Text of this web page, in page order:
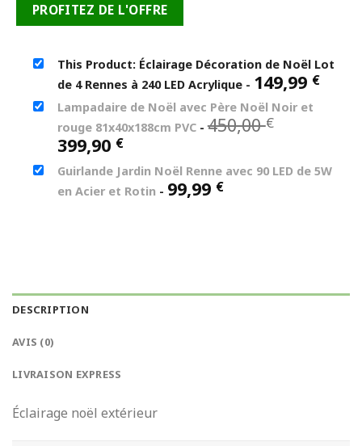
649,88 €.552,40 €.
PROFITEZ DE L'OFFRE
This Product: Éclairage Décoration de Noël Lot
de 4 Rennes à 240 LED Acrylique - 149,99 €
Lampadaire de Noël avec Père Noël Noir et
rouge 81x40x188cm PVC -450,00€
était :
399,90 €Le
prix
actuel
est :
Guirlande Jardin Noël Renne avec 90 LED de 5W
en Acier et Rotin - 99,99 €
DESCRIPTION
AVIS (0)
LIVRAISON EXPRESS
Éclairage noël extérieur